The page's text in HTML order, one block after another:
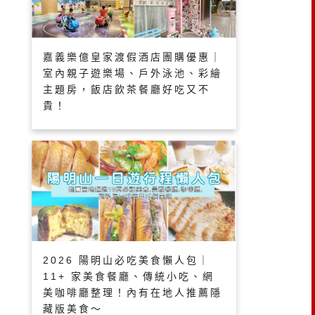
嘉義樂億皇家渡假酒店團購優惠｜
室內親子遊樂場、戶外泳池、彩繪
主題房，飯店飲茶餐廳好吃又不
貴！
2026 陽明山必吃美食懶人包｜
11+ 家美食餐廳、傳統小吃、網
美咖啡廳整理！內有在地人推薦隱
藏版美食～